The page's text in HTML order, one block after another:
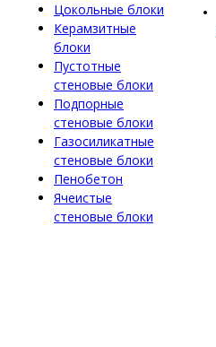
Цокольные блоки
Керамзитные
блоки
Пустотные
стеновые блоки
Подпорные
стеновые блоки
Газосиликатные
стеновые блоки
Пенобетон
Ячеистые
стеновые блоки